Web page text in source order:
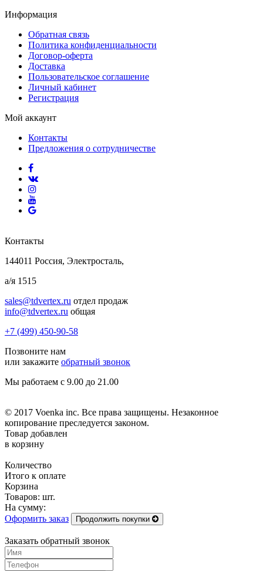
Информация
Обратная связь
Политика конфиденциальности
Договор-оферта
Доставка
Пользовательское соглашение
Личный кабинет
Регистрация
Мой аккаунт
Контакты
Предложения о сотрудничестве
Контакты
144011 Россия, Электросталь,
а/я 1515
sales@tdvertex.ru отдел продаж
info@tdvertex.ru общая
+7 (499) 450-90-58
Позвоните нам
или закажите обратный звонок
Мы работаем с 9.00 до 21.00
© 2017 Voenka inc. Все права защищены. Незаконное
копирование преследуется законом.
Товар добавлен
в корзину
Количество
Итого к оплате
Корзина
Товаров: шт.
На сумму:
Оформить заказ
Продолжить покупки
Заказать обратный звонок